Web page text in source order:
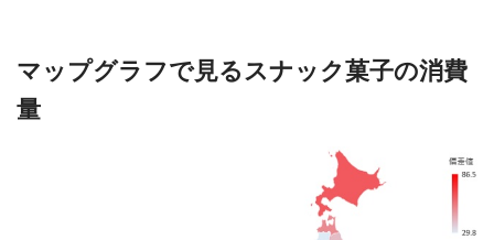
マップグラフで見るスナック菓子の消費
量